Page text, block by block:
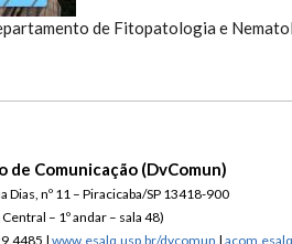
de Fitopatologia e
de Comunicação (DvComun)
Dias, nº 11 – Piracicaba/SP 13418-900
– 1º andar – sala 48)
| www.esalq.usp.br/dvcomun |